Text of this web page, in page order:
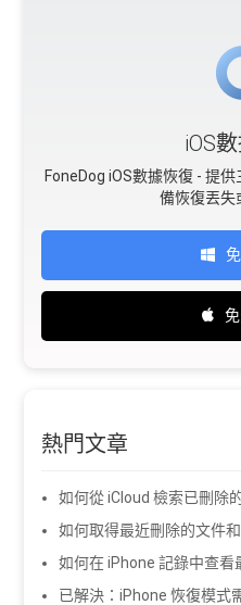
iOS
FoneDog iOS數據恢復 - 提
備恢復丟失
熱門文章
如何從 iCloud 檢索已刪除
如何取得最近刪除的文件和
如何在 iPhone 記錄中查看
已解決：iPhone 恢復模式